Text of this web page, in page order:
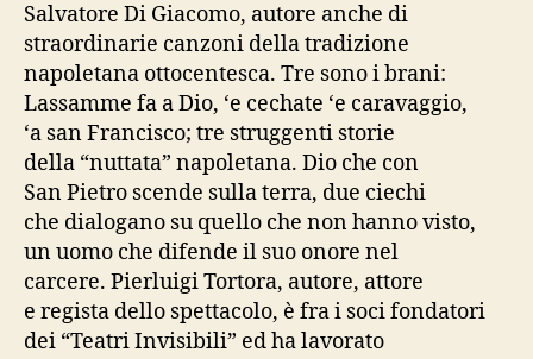
Salvatore Di Giacomo, autore anche di
straordinarie canzoni della tradizione
napoletana ottocentesca. Tre sono i brani:
Lassamme fa a Dio, ‘e cechate ‘e caravaggio,
‘a san Francisco; tre struggenti storie
della “nuttata” napoletana. Dio che con
San Pietro scende sulla terra, due ciechi
che dialogano su quello che non hanno visto,
un uomo che difende il suo onore nel
carcere. Pierluigi Tortora, autore, attore
e regista dello spettacolo, è fra i soci fondatori
dei “Teatri Invisibili” ed ha lavorato